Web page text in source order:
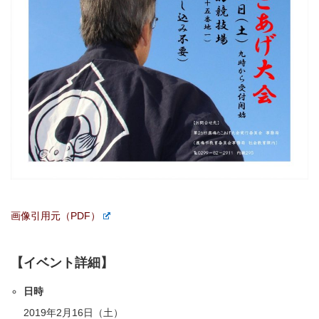
画像引用元（PDF）
【イベント詳細】
日時
2019年2月16日（土）